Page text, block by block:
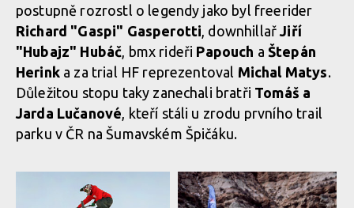
postupně rozrostl o legendy jako byl freerider
Richard "Gaspi" Gasperotti, downhillařJiří
"Hubajz" Hubáč, bmx rideři Papouch a Štepán
Herinka za trial HF reprezentoval Michal Matys.
Důležitou stopu taky zanechali bratři Tomáš a
Jarda Lučanové, kteří stáli u zrodu prvního trail
parku v ČR na Šumavském Špičáku.